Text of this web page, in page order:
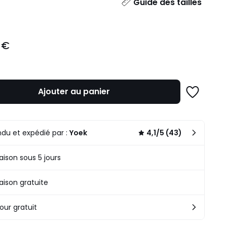
€
Ajouter au panier
Ajouter
et expédié par :Yoek 4,1/5 (43)
sous 5 jours
gratuite
gratuit